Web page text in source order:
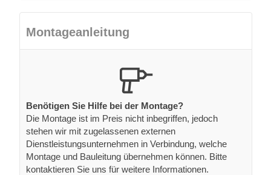
Montageanleitung
Benötigen Sie Hilfe bei der Montage?
Die Montage ist im Preis nicht inbegriffen, jedoch
stehen wir mit zugelassenen externen
Dienstleistungsunternehmen in Verbindung, welche
Montage und Bauleitung übernehmen können. Bitte
kontaktieren Sie uns für weitere Informationen.